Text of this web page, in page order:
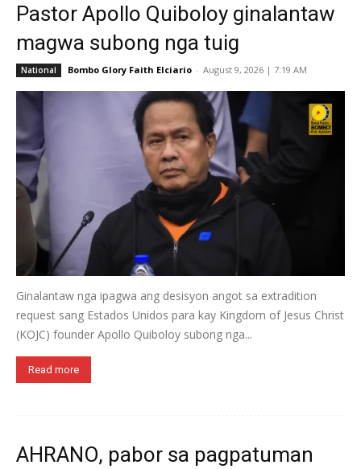
Pastor Apollo Quiboloy ginalantaw
magwa subong nga tuig
National Bombo Glory Faith Elciario - August 9, 2026 | 7:19 AM
Ginalantaw nga ipagwa ang desisyon angot sa extradition
request sang Estados Unidos para kay Kingdom of Jesus Christ
(KOJC) founder Apollo Quiboloy subong nga...
Read more
AHRANO, pabor sa pagpatuman